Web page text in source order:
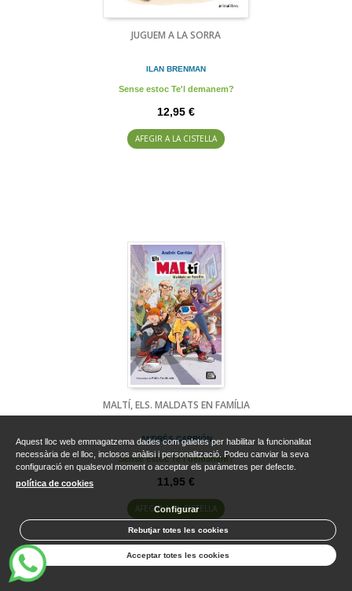
JUGUEM A LA SORRA
ILAN BRENMAN
Sense estoc Te'l demanem?
12,95 €
AFEGIR A LA CISTELLA
MALTÍ, ELS. MALDATS EN FAMÍLIA
ANDRÉS CARRIÓN
Sense estoc Te'l demanem?
11,95 €
AFEGIR A LA CISTELLA
Aquest lloc web emmagatzema dades com galetes per habilitar la funcionalitat
necessària de el lloc, inclosos anàlisi i personalització. Podeu canviar la seva
configuració en qualsevol moment o acceptar els paràmetres per defecte.
política de cookies
Configurar
Rebutjar totes les cookies
Acceptar totes les cookies